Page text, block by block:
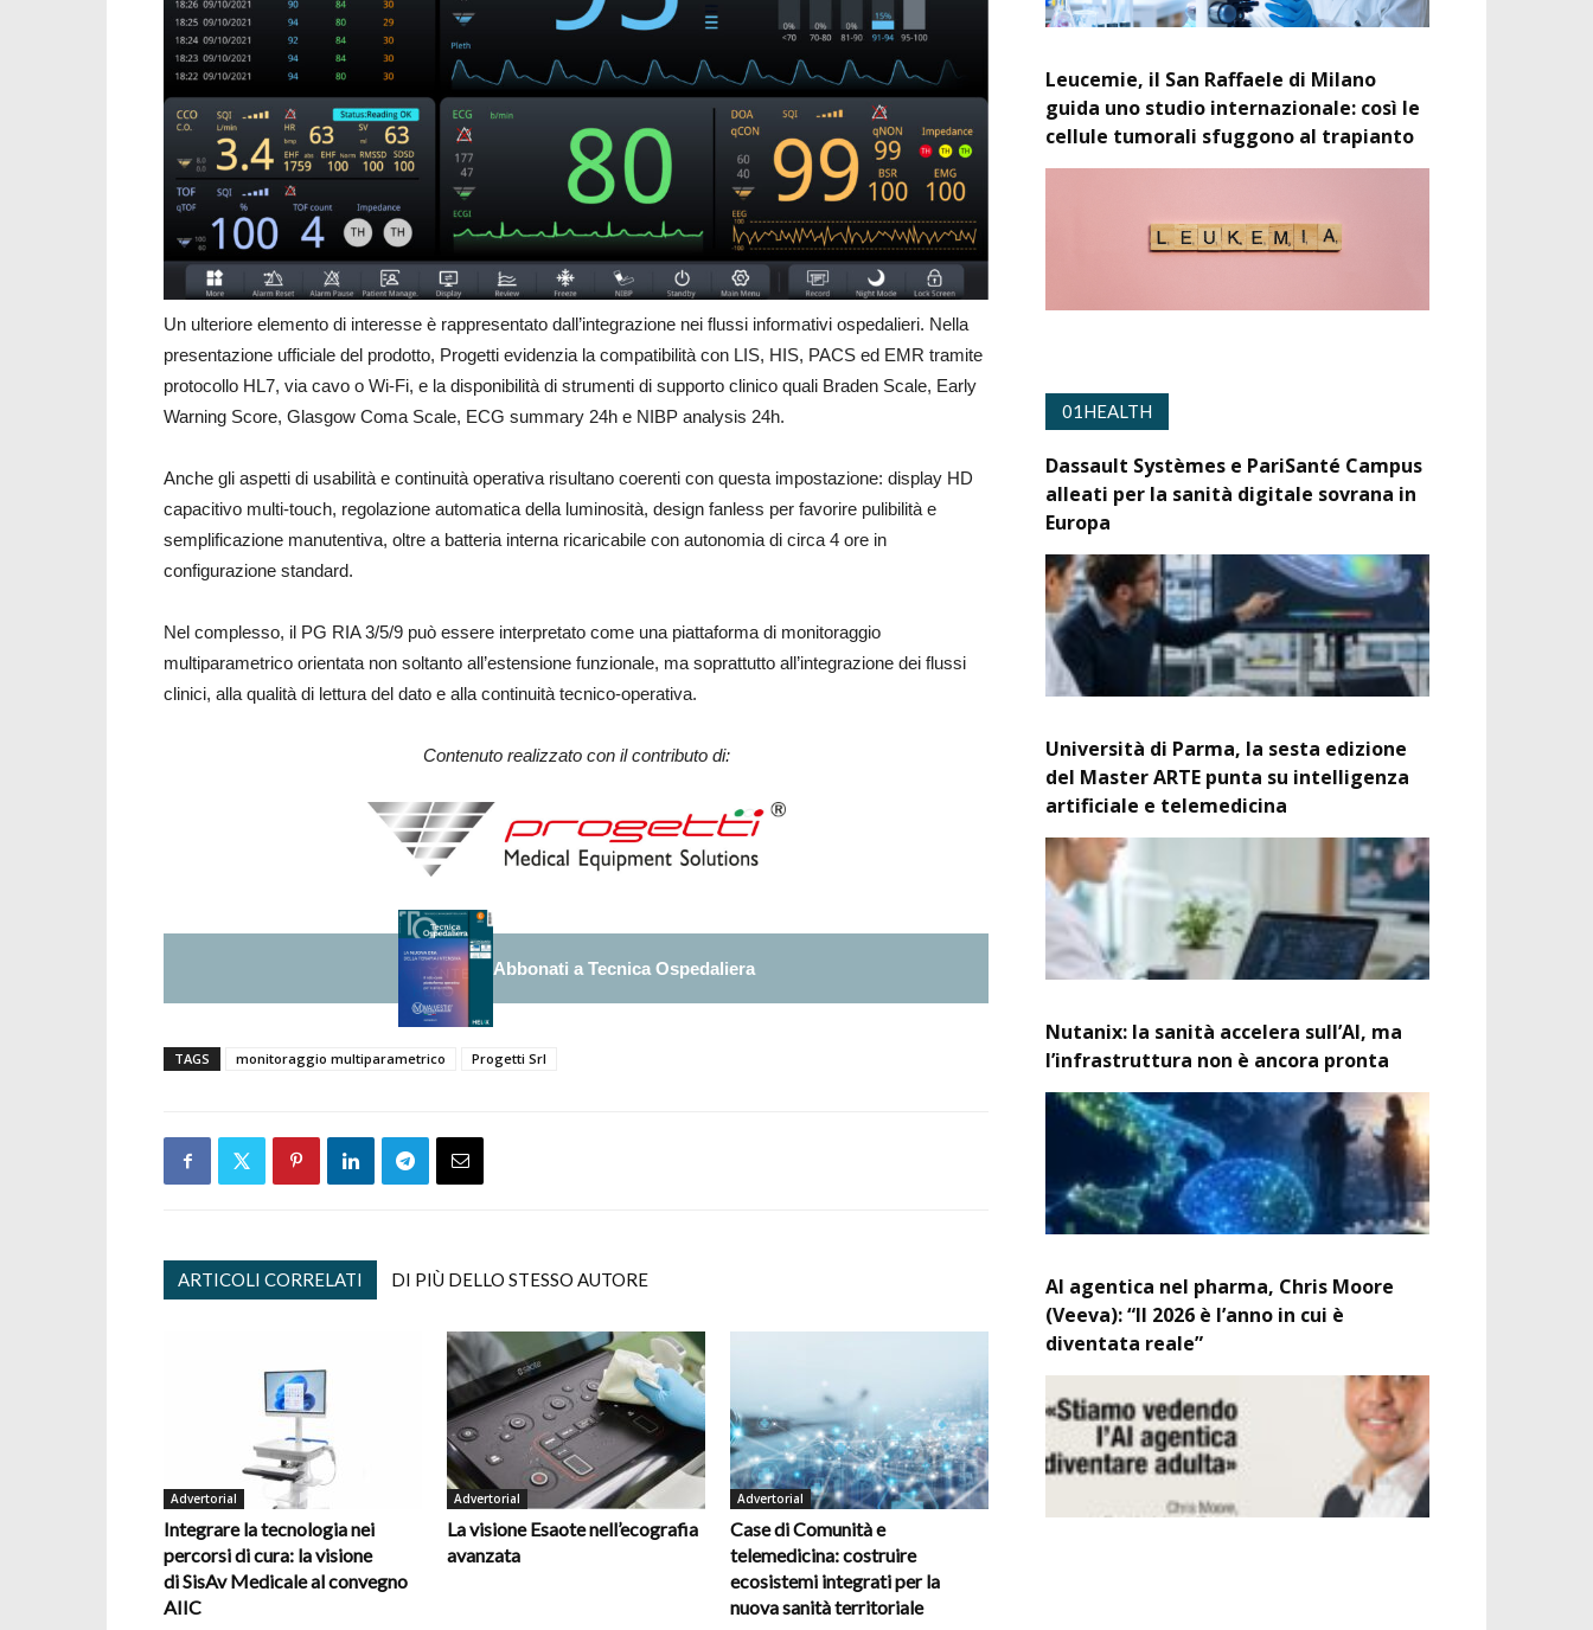
Un ulteriore elemento di interesse è rappresentato dall’integrazione nei flussi informativi ospedalieri. Nella
presentazione ufficiale del prodotto, Progetti evidenzia la compatibilità con LIS, HIS, PACS ed EMR tramite
protocollo HL7, via cavo o Wi-Fi, e la disponibilità di strumenti di supporto clinico quali Braden Scale, Early
Warning Score, Glasgow Coma Scale, ECG summary 24h e NIBP analysis 24h.
Anche gli aspetti di usabilità e continuità operativa risultano coerenti con questa impostazione: display HD
capacitivo multi-touch, regolazione automatica della luminosità, design fanless per favorire pulibilità e
semplificazione manutentiva, oltre a batteria interna ricaricabile con autonomia di circa 4 ore in
configurazione standard.
Nel complesso, il PG RIA 3/5/9 può essere interpretato come una piattaforma di monitoraggio
multiparametrico orientata non soltanto all’estensione funzionale, ma soprattutto all’integrazione dei flussi
clinici, alla qualità di lettura del dato e alla continuità tecnico-operativa.
Contenuto realizzato con il contributo di:
Abbonati a Tecnica Ospedaliera
TAGS monitoraggio multiparametrico Progetti Srl
ARTICOLI CORRELATI DI PIÙ DELLO STESSO AUTORE
Advertorial
Integrare la tecnologia nei
percorsi di cura: la visione
di SisAv Medicale al convegno
AIIC
Advertorial
La visione Esaote nell’ecografia
avanzata
Advertorial
Case di Comunità e
telemedicina: costruire
ecosistemi integrati per la
nuova sanità territoriale
Leucemie, il San Raffaele di Milano
guida uno studio internazionale: così le
cellule tumorali sfuggono al trapianto
01HEALTH
Dassault Systèmes e PariSanté Campus
alleati per la sanità digitale sovrana in
Europa
Università di Parma, la sesta edizione
del Master ARTE punta su intelligenza
artificiale e telemedicina
Nutanix: la sanità accelera sull’AI, ma
l’infrastruttura non è ancora pronta
AI agentica nel pharma, Chris Moore
(Veeva): “Il 2026 è l’anno in cui è
diventata reale”